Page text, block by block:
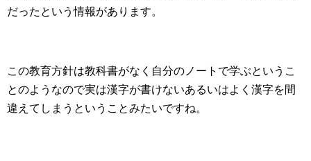
だったという情報があります。
この教育方針は教科書がなく自分のノートで学ぶというこ
とのようなので実は漢字が書けないあるいはよく漢字を間
違えてしまうということみたいですね。